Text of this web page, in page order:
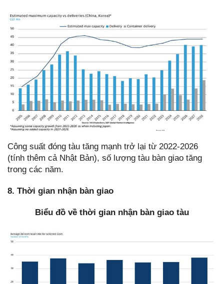
Công suất đóng tàu tăng mạnh trở lại từ 2022-2026
(tính thêm cả Nhật Bản), số lượng tàu bàn giao tăng
trong các năm.
8. Thời gian nhận bàn giao
Biểu đồ về thời gian nhận bàn giao tàu